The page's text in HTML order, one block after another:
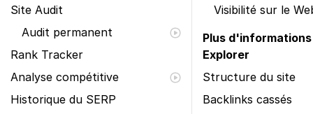
Site Audit
Audit permanent
Rank Tracker
Analyse compétitive
Historique du SERP
Visibilité sur le
Plus
Explorer
Structure du site
Backlinks cassés